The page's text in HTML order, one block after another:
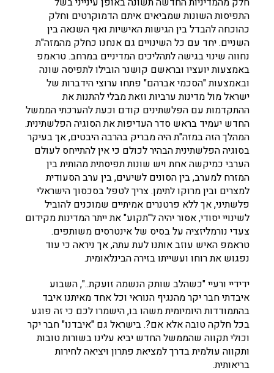
התפיסות השונות שמביאים איתם הדמוקרטים וחלק
כהוכחה להבדל בין הגישות האישיות ואף השנאה בין
השניים. יחד עם כל השינויים גם אנחנו כחלק מהמזה"ת
נחווה שינוי בגישה לתהליכים המדיניים במרחב. טראמפ
באמצעות יועציו ובראשם קושנר הובילו לתפיסה שונה
ובאמצעות "הסכמי אברהם" פתחו ערוצי הידברות של
ישראל מול מדינות ערביות וזאת מבלי להתנות את
ההתקדמות עם הפלשתינים קודם וכעת להערכתי הממשל
החדש יעמיד בראש סדר העדיפות את הסוגיה הפלשתינית.
המהלך הזה במזה"ת היה מבריק בהרבה היבטים, אך בעיקר
בסוגיה הפלשתינית הבהיר לכולם כי אין להתייחס לעולם
הערבי כמיקשה אחת ויש שונות תפיסתית מהותית בין
המזרח למערב, בין הסונים לשיעים, בין ערב הסעודית
למצרים ובין מרוקו לתימן. צריך לטפל בסכסוך הישראלי
פלשתיני, אך ללא פרטנרים אמיתיים שמוכנים להוביל
לשינויי יסודי, אסור יהיה ל"תקוע" את ייתר המדינות מקידום
צעדי נורמליזציה על בסיס של אינטרסים משותפים.
טראמפ האיש עוזב אותנו לעת עתה, אך ניראה כי עוד
נפגוש את רוחו ועשייתו בזירה הבינלאומית.
ידידיי ורעיי "כשהלב שותק הנשמה זועקת..", השבוע
איבדתי חבר יקר מהנגיף הנוראי וכל אחד מאיתנו איבד
בהתמודדות היומיומית משהו בו, הישמרו לכם כי זה פוגע
בכל חלקה טובה אלא אם?. בישראל גם "איבדנו" חבר יקר
וכולי תקווה שהממשל החדש יביא עלינו בשורות טובות
ותקווה עולמית בדרך למציאת פתרון ויציאה לחירות
בריאותית.